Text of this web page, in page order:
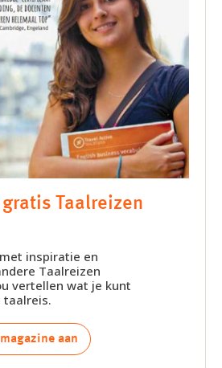
Taalreizen
inspiratie en
Taalreizen
vertellen wat je kunt
taalreis.
aan